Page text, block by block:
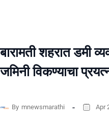
बारामती शहरात डमी
जमिनी विकण्याचा
By mnewsmarathi Apr